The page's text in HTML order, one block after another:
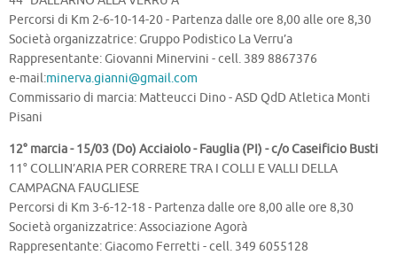
Percorsi di Km 2-6-10-14-20 - Partenza dalle ore 8,00 alle ore 8,30
Società organizzatrice: Gruppo Podistico La Verru’a
Rappresentante: Giovanni Minervini - cell. 389 8867376
e-mail:minerva.gianni@gmail.com
Commissario di marcia: Matteucci Dino - ASD QdD Atletica Monti
Pisani
12° marcia - 15/03 (Do) Acciaiolo - Fauglia (PI) - c/o Caseificio Busti
11° COLLIN’ARIA PER CORRERE TRA I COLLI E VALLI DELLA
CAMPAGNA FAUGLIESE
Percorsi di Km 3-6-12-18 - Partenza dalle ore 8,00 alle ore 8,30
Società organizzatrice: Associazione Agorà
Rappresentante: Giacomo Ferretti - cell. 349 6055128